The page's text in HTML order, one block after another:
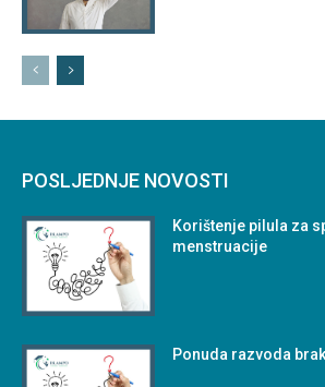
POSLJEDNJE NOVOSTI
Korištenje pilula za
menstruacije
Ponuda razvoda